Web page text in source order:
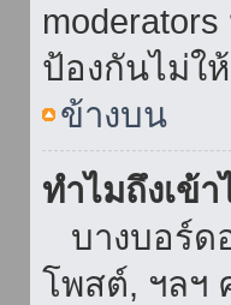
ป้องกันไม่ใ
ข้างบน
ทำไมถึงเข้
บางบอร์ด
โพสต์, ฯลฯ